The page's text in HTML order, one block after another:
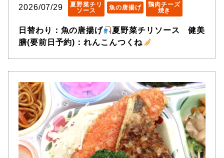
2026/07/29
夏野菜チリ
ソース
魚の唐揚げ
鶏肉チーズ
焼き
日替わり：魚の唐揚げ
夏野菜チリソース 健美
膳(要前日予約)：れんこんつくね